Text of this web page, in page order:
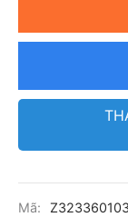
Mã: